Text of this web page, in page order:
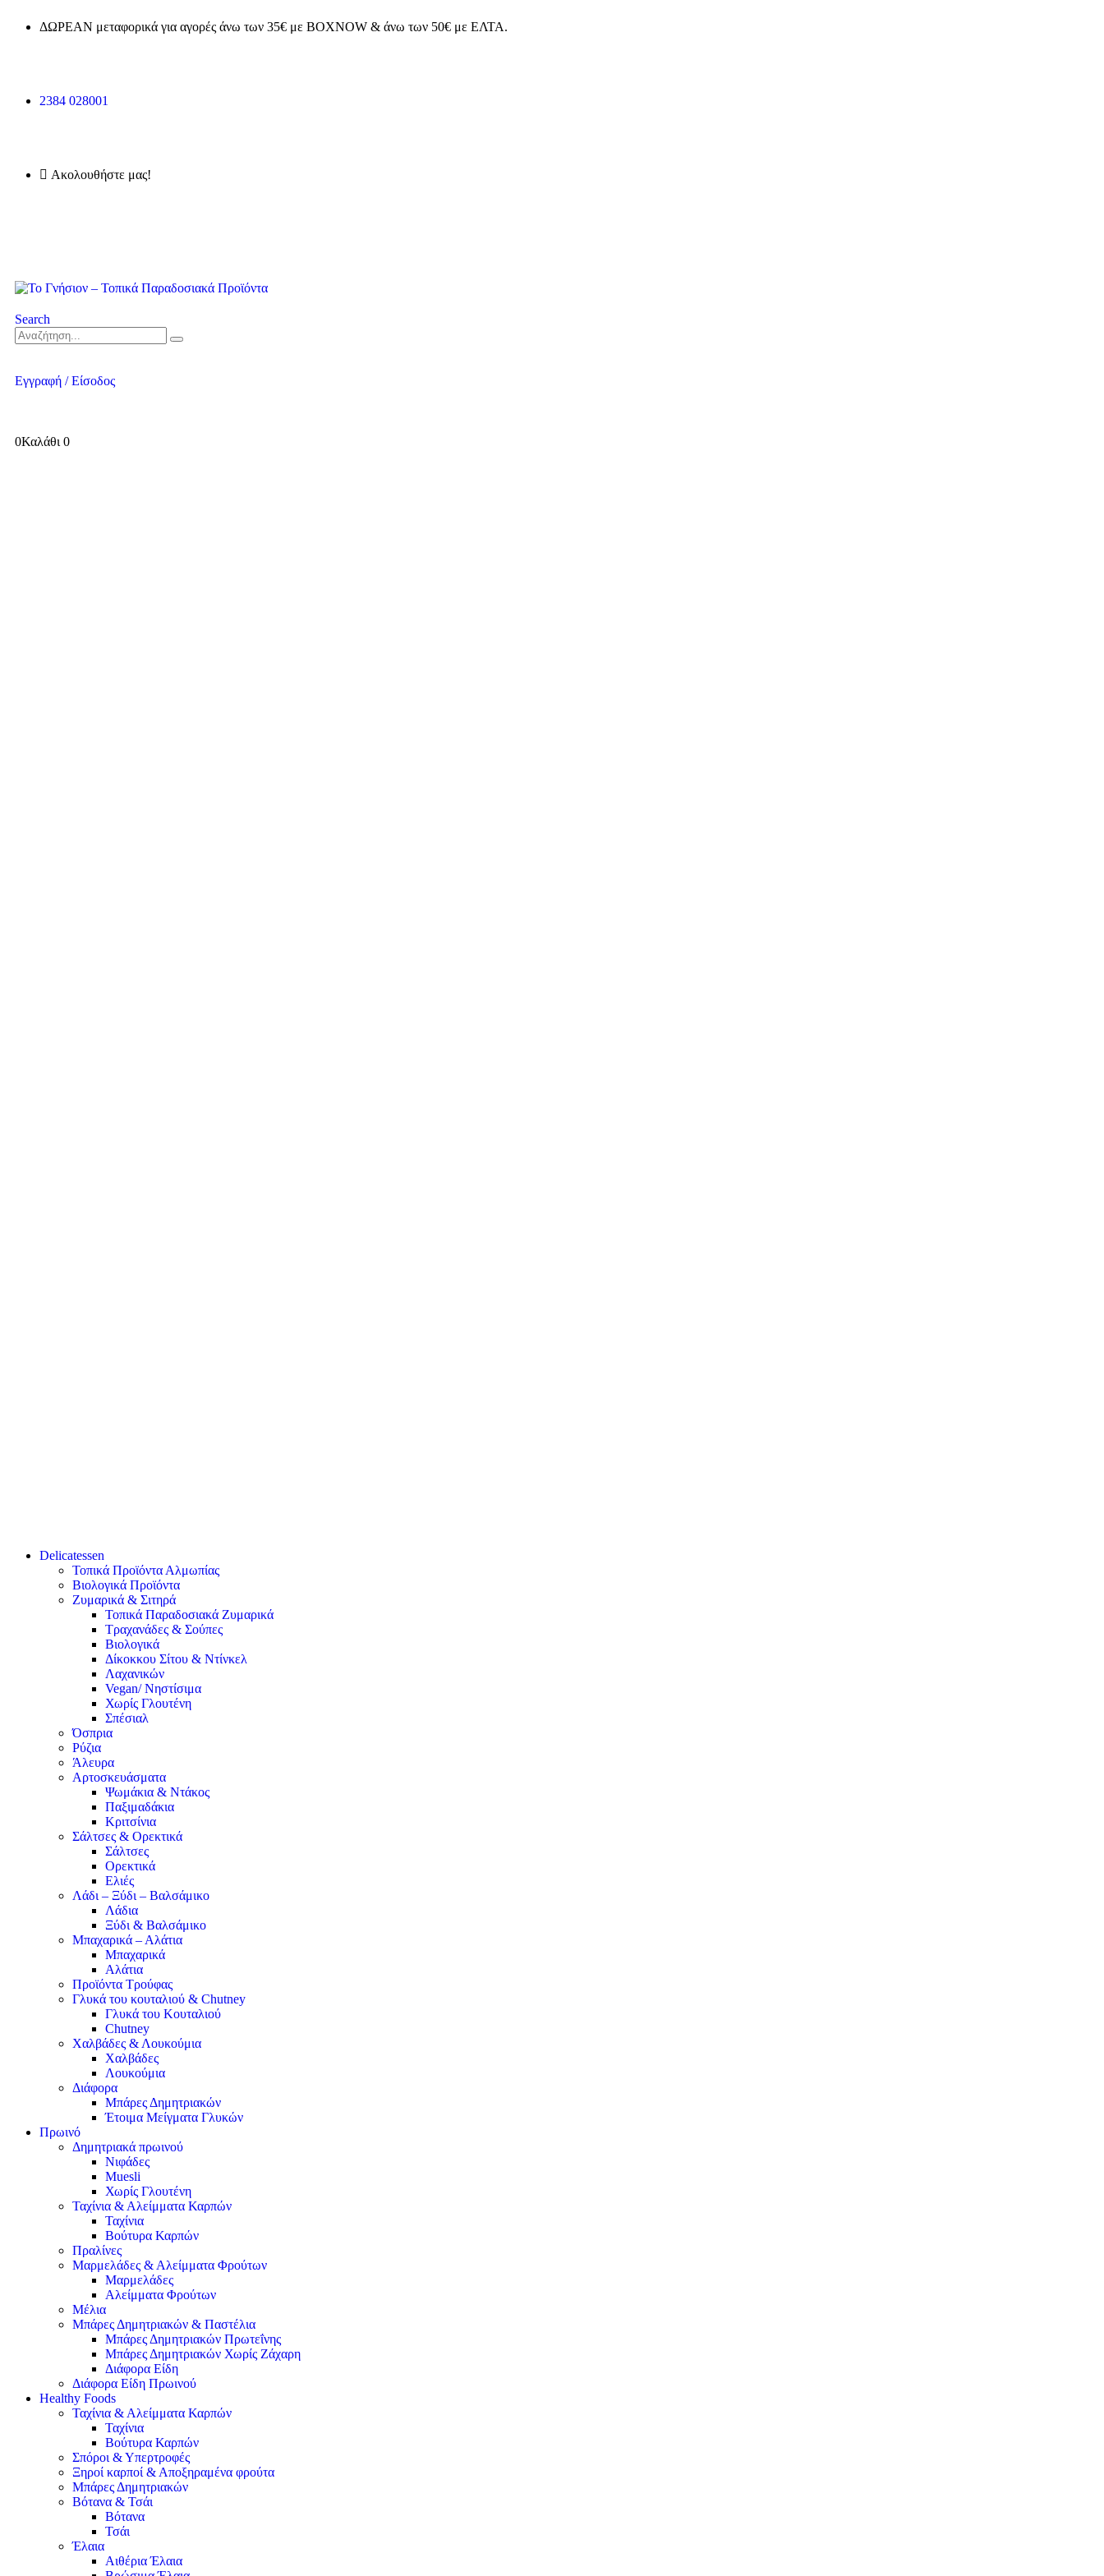
ΔΩΡΕΑΝ μεταφορικά για αγορές άνω των 35€ με BOXNOW & άνω των 50€ με ΕΛΤΑ.
2384 028001
Ακολουθήστε μας!
Search
Εγγραφή / Είσοδος
0Καλάθι 0
Delicatessen
Τοπικά Προϊόντα Αλμωπίας
Βιολογικά Προϊόντα
Ζυμαρικά & Σιτηρά
Τοπικά Παραδοσιακά Ζυμαρικά
Τραχανάδες & Σούπες
Βιολογικά
Δίκοκκου Σίτου & Ντίνκελ
Λαχανικών
Vegan/ Νηστίσιμα
Χωρίς Γλουτένη
Σπέσιαλ
Όσπρια
Ρύζια
Άλευρα
Αρτοσκευάσματα
Ψωμάκια & Ντάκος
Παξιμαδάκια
Κριτσίνια
Σάλτσες & Ορεκτικά
Σάλτσες
Ορεκτικά
Ελιές
Λάδι – Ξύδι – Βαλσάμικο
Λάδια
Ξύδι & Βαλσάμικο
Μπαχαρικά – Αλάτια
Μπαχαρικά
Αλάτια
Προϊόντα Τρούφας
Γλυκά του κουταλιού & Chutney
Γλυκά του Κουταλιού
Chutney
Χαλβάδες & Λουκούμια
Χαλβάδες
Λουκούμια
Διάφορα
Μπάρες Δημητριακών
Έτοιμα Μείγματα Γλυκών
Πρωινό
Δημητριακά πρωινού
Νιφάδες
Muesli
Χωρίς Γλουτένη
Ταχίνια & Αλείμματα Καρπών
Ταχίνια
Βούτυρα Καρπών
Πραλίνες
Μαρμελάδες & Αλείμματα Φρούτων
Μαρμελάδες
Αλείμματα Φρούτων
Μέλια
Μπάρες Δημητριακών & Παστέλια
Μπάρες Δημητριακών Πρωτεΐνης
Μπάρες Δημητριακών Χωρίς Ζάχαρη
Διάφορα Είδη
Διάφορα Είδη Πρωινού
Healthy Foods
Ταχίνια & Αλείμματα Καρπών
Ταχίνια
Βούτυρα Καρπών
Σπόροι & Υπερτροφές
Ξηροί καρποί & Αποξηραμένα φρούτα
Μπάρες Δημητριακών
Βότανα & Τσάι
Βότανα
Τσάι
Έλαια
Αιθέρια Έλαια